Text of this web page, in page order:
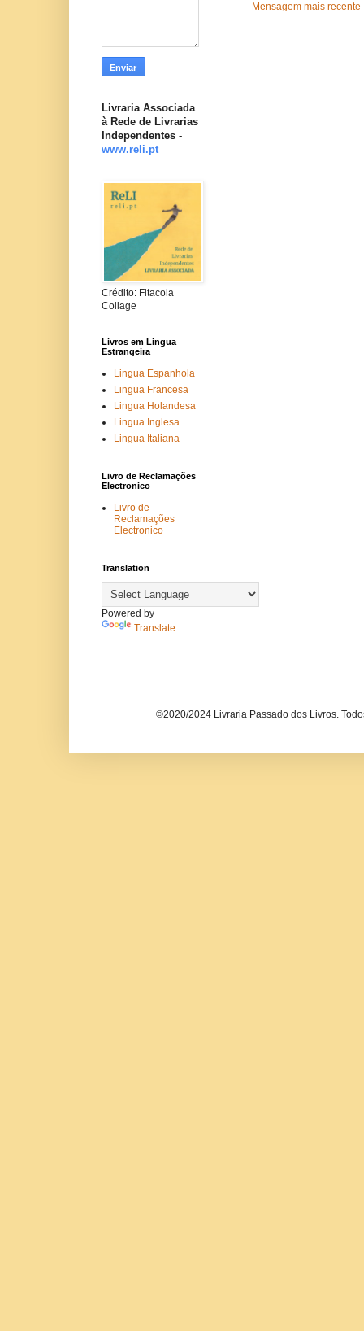
Mensagem mais recente
Livraria Associada
à Rede de Livrarias
Independentes -
www.reli.pt
Crédito: Fitacola
Collage
Livros em Lingua
Estrangeira
Lingua Espanhola
Lingua Francesa
Lingua Holandesa
Lingua Inglesa
Lingua Italiana
Livro de Reclamações
Electronico
Livro de
Reclamações
Electronico
Translation
Powered by
Translate
©2020/2024 Livraria Passado dos Livros.